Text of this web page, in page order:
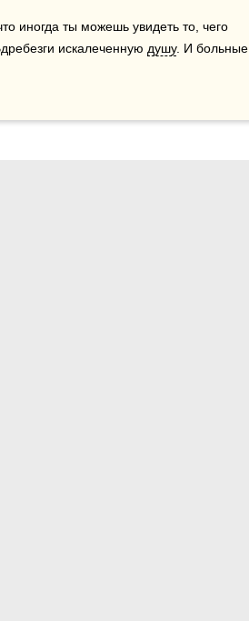
иногда ты можешь увидеть то, чего
искалеченную душу. И больные,